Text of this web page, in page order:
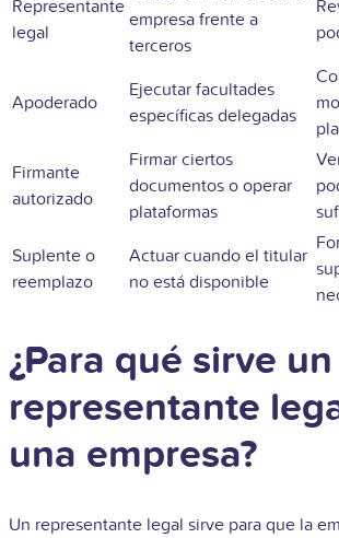
Representante
legal
empresa frente a
terceros
Apoderado
Ejecutar facultades
específicas delegadas
Firmante
autorizado
Firmar ciertos
documentos o operar
plataformas
Suplente o
reemplazo
Actuar cuando el titular
no está disponible
¿Para qué sirve un
representante
una empresa?
Un representante legal sirve para que la